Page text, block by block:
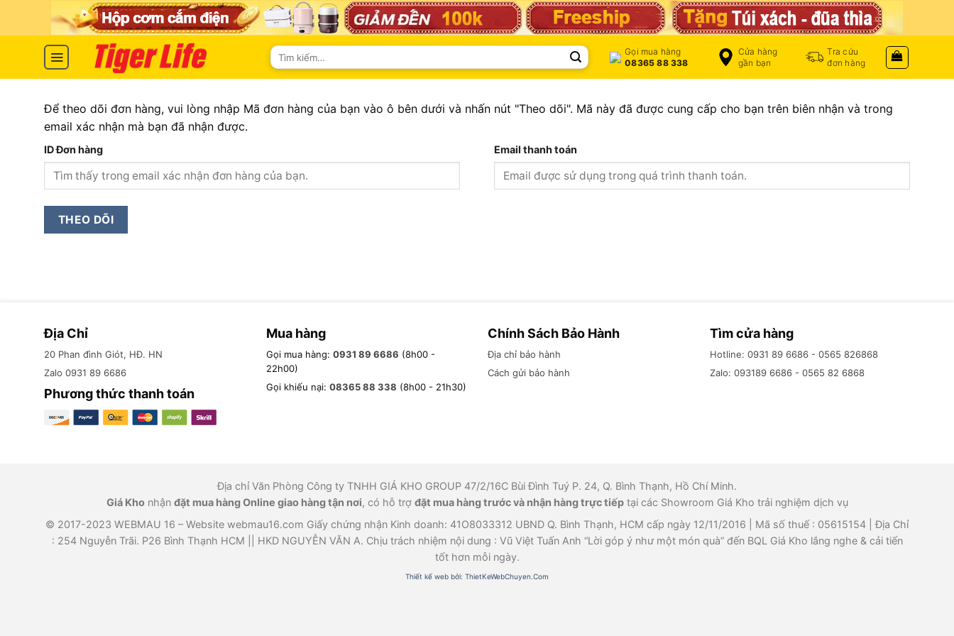
Tìm
kiếm:
Gọi mua hàng
08365 88 338
Cửa hàng
gần bạn
Tra cứu
đơn hàng
Để theo dõi đơn hàng, vui lòng nhập Mã đơn hàng của bạn vào ô bên dưới và nhấn nút "Theo dõi". Mã này đã được cung cấp cho bạn trên biên nhận và trong
email xác nhận mà bạn đã nhận được.
ID Đơn hàng Email thanh toán
THEO DÕI
Địa Chỉ
20 Phan đình Giót, HĐ. HN
Zalo 0931 89 6686
Phương thức thanh toán
Mua hàng
Gọi mua hàng: 0931 89 6686 (8h00 -
22h00)
Gọi khiếu nại: 08365 88 338 (8h00 - 21h30)
Chính Sách Bảo Hành
Địa chỉ bảo hành
Cách gửi bảo hành
Tìm cửa hàng
Hotline: 0931 89 6686 - 0565 826868
Zalo: 093189 6686 - 0565 82 6868
Địa chỉ Văn Phòng Công ty TNHH GIÁ KHO GROUP 47/2/16C Bùi Đình Tuý P. 24, Q. Bình Thạnh, Hồ Chí Minh.
Giá Khonhận đặt mua hàng Online giao hàng tận nơi, có hỗ trợ đặt mua hàng trước và nhận hàng trực tiếptại các Showroom Giá Kho trải nghiệm dịch vụ
© 2017-2023 WEBMAU 16 – Website webmau16.com Giấy chứng nhận Kinh doanh: 41O8033312 UBND Q. Bình Thạnh, HCM cấp ngày 12/11/2016 | Mã số thuế : 05615154 | Địa Chỉ
: 254 Nguyễn Trãi. P26 Bình Thạnh HCM || HKD NGUYỄN VĂN A. Chịu trách nhiệm nội dung : Vũ Việt Tuấn Anh “Lời góp ý như một món quà” đến BQL Giá Kho lắng nghe & cải tiến
tốt hơn mỗi ngày.
Thiết kế web bởi: ThietKeWebChuyen.Com